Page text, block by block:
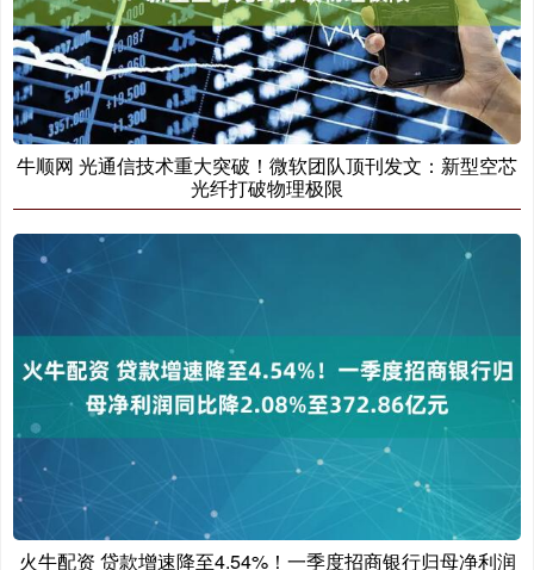
牛顺网 光通信技术重大突破！微软团队顶刊发文：新型空芯
光纤打破物理极限
火牛配资 贷款增速降至4.54%！一季度招商银行归母净利润